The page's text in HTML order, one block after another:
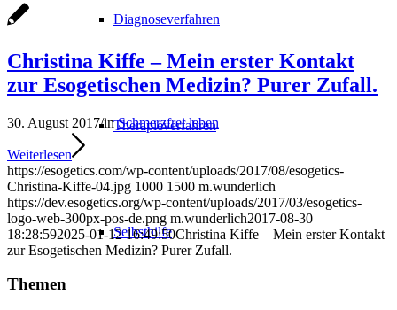
Diagnoseverfahren
Therapieverfahren
Selbsthilfe
Christina Kiffe – Mein erster Kontakt
zur Esogetischen Medizin? Purer Zufall.
30. August 2017/inSchmerzfrei leben
Weiterlesen
https://esogetics.com/wp-content/uploads/2017/08/esogetics-
Christina-Kiffe-04.jpg 1000 1500 m.wunderlich
https://dev.esogetics.org/wp-content/uploads/2017/03/esogetics-
logo-web-300px-pos-de.png m.wunderlich2017-08-30
18:28:592025-01-12 16:49:50Christina Kiffe – Mein erster Kontakt
zur Esogetischen Medizin? Purer Zufall.
Themen